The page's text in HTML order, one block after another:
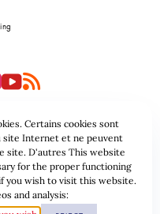
voorwaarden
& Cookies
Certains cookies sont
site Internet et ne peuvent
site. D'autres This website
for the proper functioning
you wish to visit this website.
and analysis: